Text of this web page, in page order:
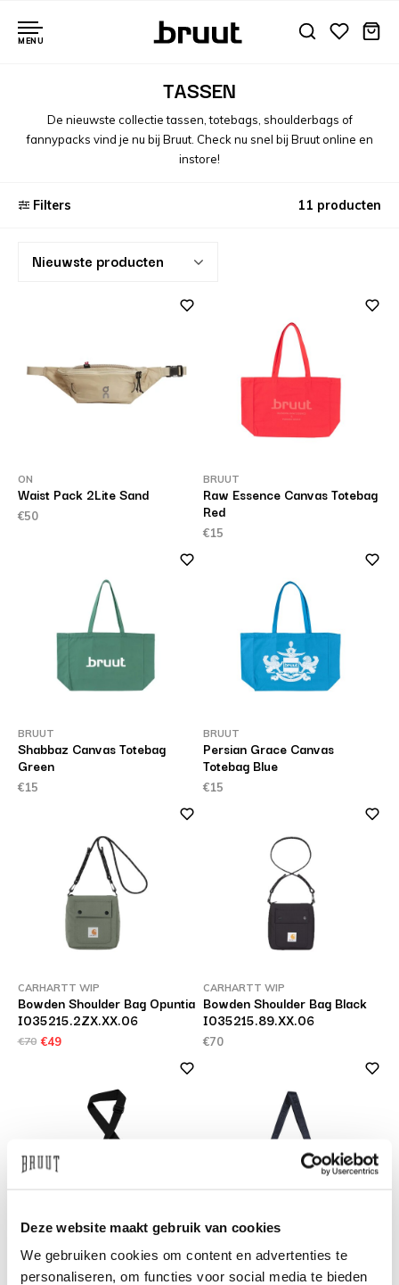
Deze website maakt gebruik van cookies
We gebruiken cookies om content en advertenties te
personaliseren, om functies voor social media te bieden
MENU
TASSEN
De nieuwste collectie tassen, totebags, shoulderbags of
fannypacks vind je nu bij Bruut. Check nu snel bij Bruut online en
instore!
Filters 11 producten
Nieuwste producten
ON
Waist Pack 2Lite Sand
€50
BRUUT
Raw Essence Canvas Totebag
Red
€15
BRUUT
Shabbaz Canvas Totebag
Green
€15
BRUUT
Persian Grace Canvas
Totebag Blue
€15
CARHARTT WIP
Bowden Shoulder Bag Opuntia
I035215.2ZX.XX.06
€70 €49
CARHARTT WIP
Bowden Shoulder Bag Black
I035215.89.XX.06
€70
Jake Shoulder Pouch Silver
Pine
Mini Messenger Bag Stock
Navy